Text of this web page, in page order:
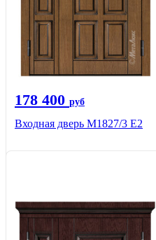
178 400 руб
Входная дверь М1827/3 Е2